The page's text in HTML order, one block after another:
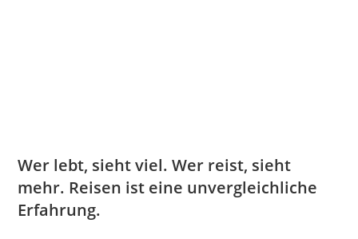
Wer lebt, sieht viel. Wer reist, sieht
mehr. Reisen ist eine unvergleichliche
Erfahrung.